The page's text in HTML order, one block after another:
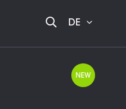
DE
NEW